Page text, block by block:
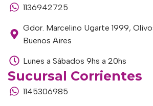
1136942725
Gdor. Marcelino Ugarte 1999,
Buenos Aires
Lunes a Sábados 9hs a 20hs
Sucursal Corrientes
1145306985